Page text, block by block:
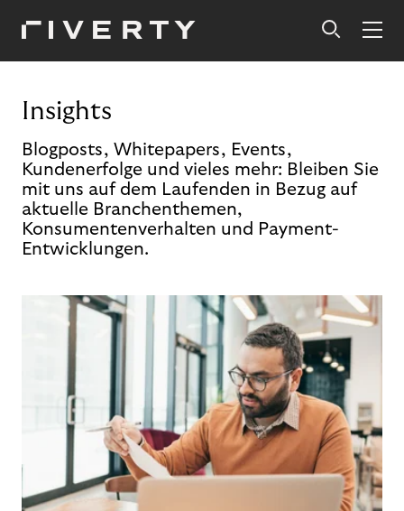
Insights
Blogposts, Whitepapers, Events,
Kundenerfolge und vieles mehr: Bleiben Sie
mit uns auf dem Laufenden in Bezug auf
aktuelle Branchenthemen,
Konsumentenverhalten und Payment-
Entwicklungen.